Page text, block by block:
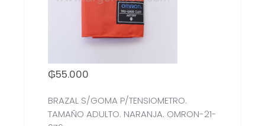
₲55.000
BRAZAL S/GOMA P/TENSIOMETRO.
TAMAÑO ADULTO. NARANJA. OMRON-21-